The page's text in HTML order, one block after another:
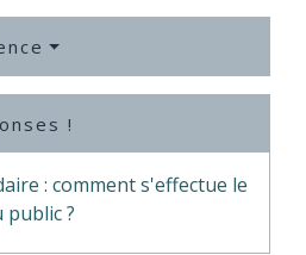
!
: comment s'effectue le
public ?